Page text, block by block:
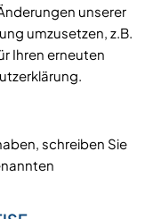
unserer
umzusetzen, z.B.
Ihren erneuten
schreiben Sie